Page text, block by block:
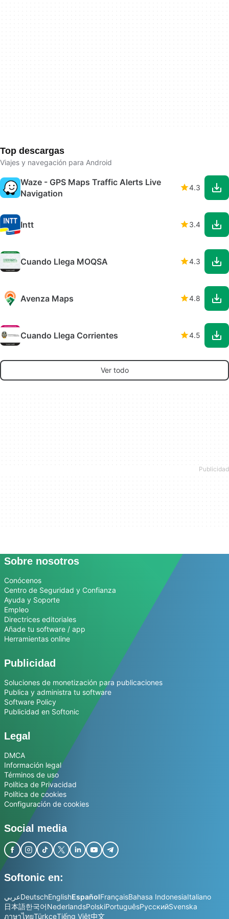
Top descargas
Viajes y navegación para Android
Waze - GPS Maps Traffic Alerts Live
Navigation
4.3
Intt 3.4
Cuando Llega MOQSA 4.3
Avenza Maps 4.8
Cuando Llega Corrientes 4.5
Ver todo
Sobre nosotros
Conócenos
Centro de Seguridad y Confianza
Ayuda y Soporte
Empleo
Directrices editoriales
Añade tu software / app
Herramientas online
Publicidad
Soluciones de monetización para publicaciones
Publica y administra tu software
Software Policy
Publicidad en Softonic
Legal
DMCA
Información legal
Términos de uso
Política de Privacidad
Política de cookies
Configuración de cookies
Social media
Softonic en:
عربيDeutschEnglishEspañolFrançaisBahasa IndonesiaItaliano
日本語한국어NederlandsPolskiPortuguêsРусскийSvenska
ภาษาไทยTürkçeTiếng Việt中文